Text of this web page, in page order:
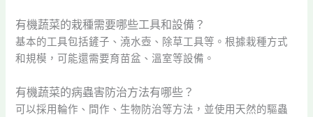
有機蔬菜的栽種需要哪些工具和設備？
基本的工具包括鏟子、澆水壺、除草工具等。根據栽種方式
和規模，可能還需要育苗盆、溫室等設備。
有機蔬菜的病蟲害防治方法有哪些？
可以採用輪作、間作、生物防治等方法，並使用天然的驅蟲